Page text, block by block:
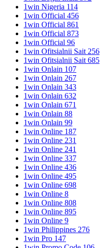
1win Nigeria 114
1win Official 456
1win Official 861
1win Official 873
1win Official 96
1win Ofitsialnii Sait 256
1win Ofitsialnii Sait 685
1win Onlain 107
1win Onlain 267
1win Onlain 343
1win Onlain 632
1win Onlain 671
1win Onlain 88
1win Onlain 99
1win Online 187
1win Online 231
1win Online 241
1win Online 337
1win Online 436
1win Online 495
1win Online 698
1win Online 8
1win Online 808
1win Online 895
1win Online 9
1win Philippines 276
1win Pro 147